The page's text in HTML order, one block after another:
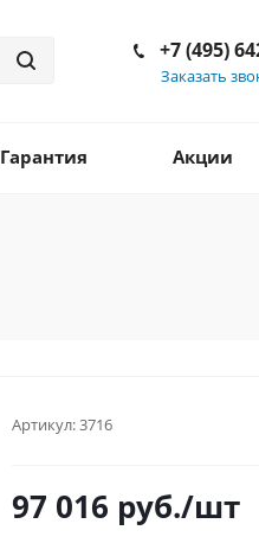
+7 (495)
Заказать
Гарантия Акции
Артикул:3716
97 016 руб./шт